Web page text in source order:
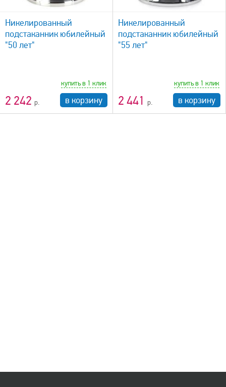
Никелированный
подстаканник юбилейный
"50 лет"
2 242
купить в 1 клик
в корзину
быстрый просмотр
Никелированный
подстаканник юбилейный
"55 лет"
2 441
купить в 1 клик
в корзину